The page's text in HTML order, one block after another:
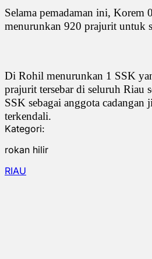
Selama pemadaman ini, Korem
menurunkan 920 prajurit untuk
Di Rohil menurunkan 1 SSK
prajurit tersebar di seluruh Riau
SSK sebagai anggota
terkendali.
Kategori:
rokan hilir
RIAU